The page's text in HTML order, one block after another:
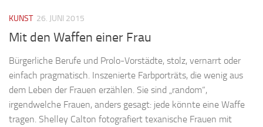
KUNST 26. JUNI 2015
Mit den Waffen einer Frau
Bürgerliche Berufe und Prolo-Vorstädte, stolz, vernarrt oder
einfach pragmatisch. Inszenierte Farbporträts, die wenig aus
dem Leben der Frauen erzählen. Sie sind „random“,
irgendwelche Frauen, anders gesagt: jede könnte eine Waffe
tragen. Shelley Calton fotografiert texanische Frauen mit